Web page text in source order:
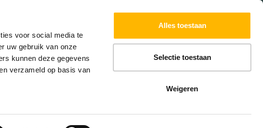
voor social media te
uw gebruik van onze
kunnen deze gegevens
verzameld op basis van
Alles toestaan
Selectie toestaan
Weigeren
EXTRA DIENSTEN